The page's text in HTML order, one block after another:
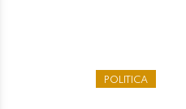
POLITICA